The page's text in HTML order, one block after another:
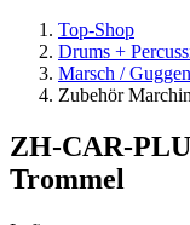
Top-Shop
Drums +
Marsch /
Zubehör
ZH-CAR-
Trommel